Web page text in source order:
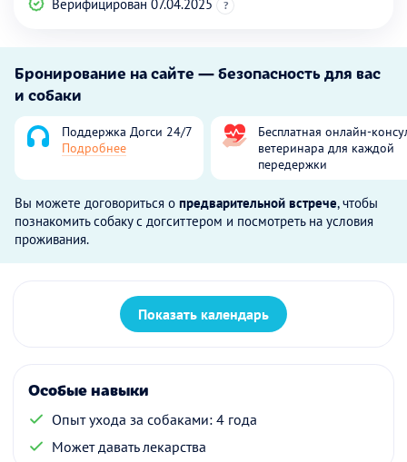
Верифицирован 07.04.2025
?
Бронирование на сайте — безопасность для вас
и собаки
Поддержка Догси 24/7
Подробнее
Бесплатная онлайн-
ветеринара для каждой
передержки
Вы можете договориться о предварительной встрече, чтобы
познакомить собаку с догситтером и посмотреть на условия
проживания.
Показать календарь
Особые навыки
Опыт ухода за собаками: 4 года
Может давать лекарства